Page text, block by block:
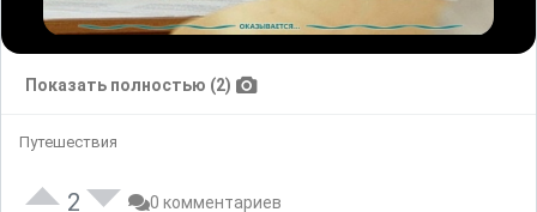
Показать полностью (2)
Путешествия
2 0 комментариев